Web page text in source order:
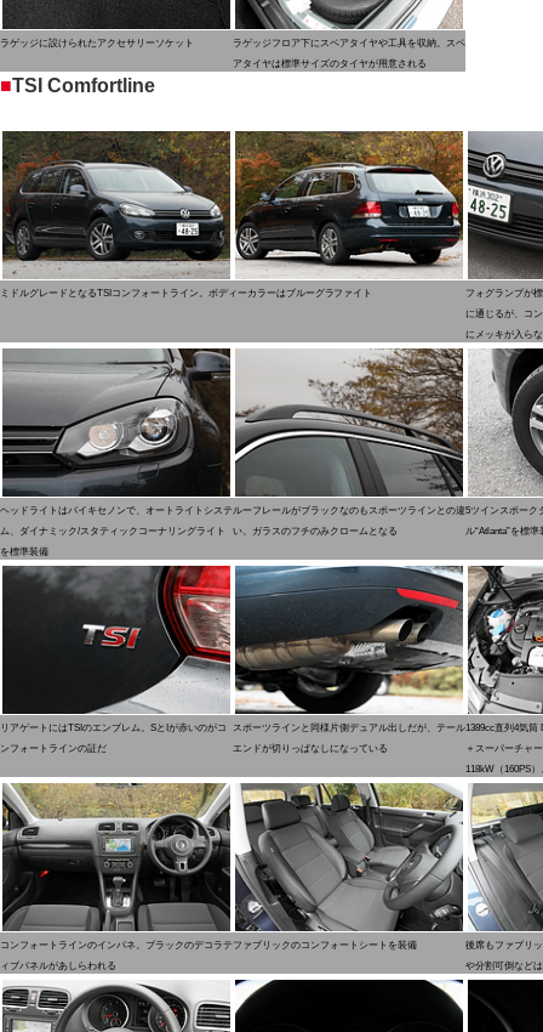
ラゲッジに設けられたアクセサリーソケット
ラゲッジフロア下にスペアタイヤや工具を収納。スペ
アタイヤは標準サイズのタイヤが用意される
■TSI Comfortline
ミドルグレードとなるTSIコンフォートライン。ボディーカラーはブルーグラファイト
フォグランプが
に通じるが、コ
にメッキが入ら
ヘッドライトはバイキセノンで、オートライトシステ
ム、ダイナミック/スタティックコーナリングライト
を標準装備
ルーフレールがブラックなのもスポーツラインとの違
い。ガラスのフチのみクロームとなる
5ツインスポーク
ル“Atlanta”を標
リアゲートにはTSIのエンブレム。SとIが赤いのがコ
ンフォートラインの証だ
スポーツラインと同様片側デュアル出しだが、テール
エンドが切りっぱなしになっている
1389cc直列4気筒
＋スーパーチャ
118kW（160PS
コンフォートラインのインパネ。ブラックのデコラテ
ィブパネルがあしらわれる
ファブリックのコンフォートシートを装備
後席もファブリ
や分割可倒など